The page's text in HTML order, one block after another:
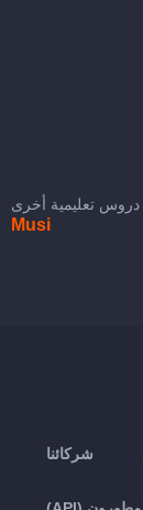
دروس تعليمية أخرى
Musi
شركائنا